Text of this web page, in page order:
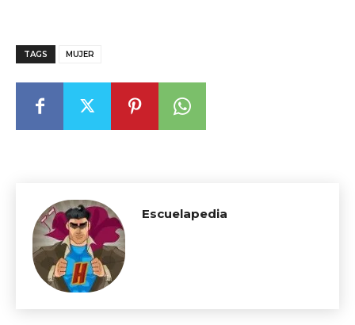
TAGS MUJER
Escuelapedia